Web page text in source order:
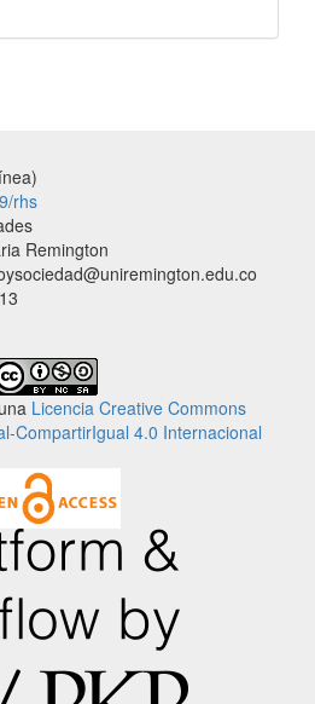
rhs
Remington
Licencia Creative Commons
CompartirIgual 4.0 Internacional